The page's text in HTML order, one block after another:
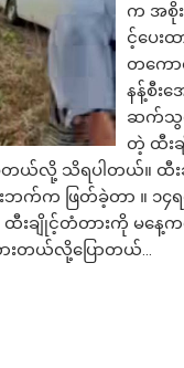
က အစို
င့်ပေး
တကော
နန့်စီးအ
ဆက်သွယ်
တဲ့ ထီး
လို့ သိရပါတယ်။ ထီးချို
ဘက်က ဖြတ်ခဲ့တာ ။ ၁
ထီးချိုင့်တံတားကို မန
းတယ်လို့ပြောတယ်…